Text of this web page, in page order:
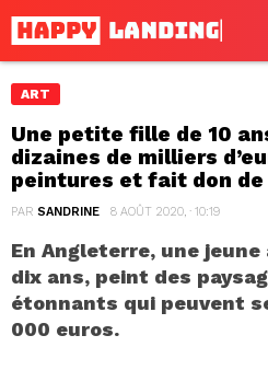
ART
Une petite fille de 10
dizaines de milliers
peintures et fait don de
PAR SANDRINE 8 AOÛT 2020, · 10:19
En Angleterre, une
dix ans, peint des
étonnants qui peuvent
000 euros.